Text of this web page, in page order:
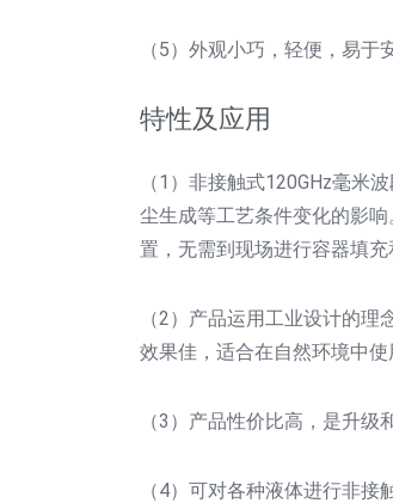
（5）外观小巧，轻便，易于
特性及应用
（1）非接触式120GHz毫米
尘生成等工艺条件变化的影
置，无需到现场进行容器填充
（2）产品运用工业设计的
效果佳，适合在自然环境中使
（3）产品性价比高，是升级
（4）可对各种液体进行非